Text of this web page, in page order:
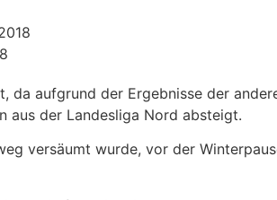
da aufgrund der Ergebnisse der
aus der Landesliga Nord absteigt.
versäumt wurde, vor der